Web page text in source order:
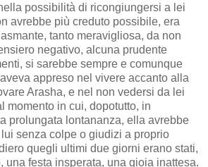
possibilità di ricongiungersi a lei
avrebbe più creduto possibile, era
tanto meravigliosa, da non
negativo, alcuna prudente
si sarebbe sempre e comunque
appreso nel vivere accanto alla
Arasha, e nel non vedersi da lei
momento in cui, dopotutto, in
prolungata lontananza, ella avrebbe
senza colpe o giudizi a proprio
quegli ultimi due giorni erano stati,
una festa insperata, una gioia inattesa.